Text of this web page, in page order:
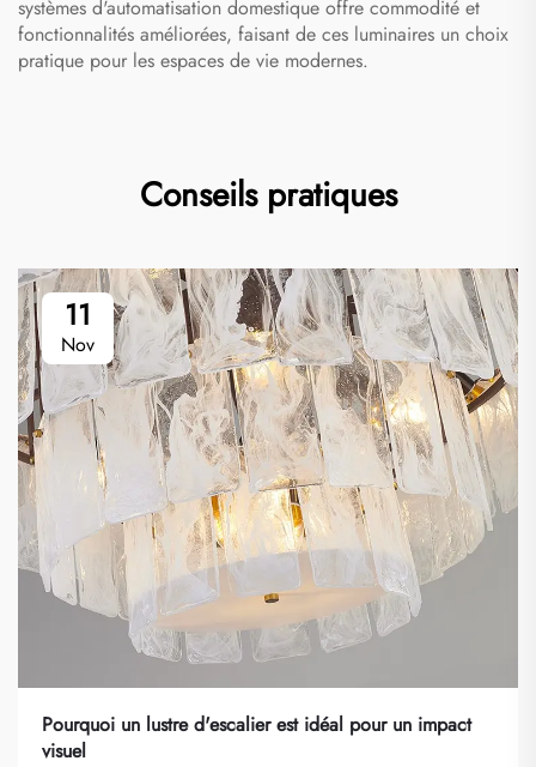
systèmes d'automatisation domestique offre commodité et
fonctionnalités améliorées, faisant de ces luminaires un choix
pratique pour les espaces de vie modernes.
Conseils pratiques
11
Nov
Pourquoi un lustre d'escalier est idéal pour un impact
visuel